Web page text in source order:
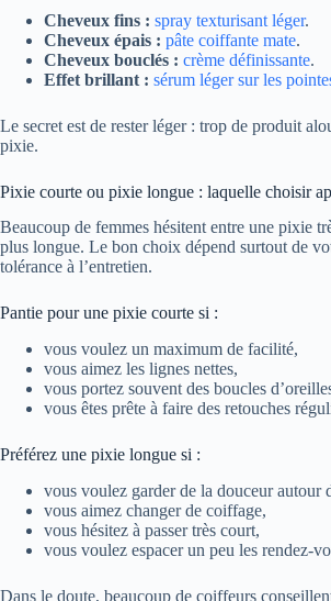
Cheveux fins : spray texturisant léger.
Cheveux épais : pâte coiffante mate.
Cheveux bouclés : crème définissante.
Effet brillant : sérum léger sur les
Le secret est de rester léger : trop de produit
pixie.
Pixie courte ou pixie longue : laquelle choisir
Beaucoup de femmes hésitent entre une pixie
plus longue. Le bon choix dépend surtout de
tolérance à l’entretien.
Pantie pour une pixie courte si :
vous voulez un maximum de facilité,
vous aimez les lignes nettes,
vous portez souvent des boucles
vous êtes prête à faire des retouches
Préférez une pixie longue si :
vous voulez garder de la douceur autour
vous aimez changer de coiffage,
vous hésitez à passer très court,
vous voulez espacer un peu les rendez-
Dans le doute, beaucoup de coiffeurs